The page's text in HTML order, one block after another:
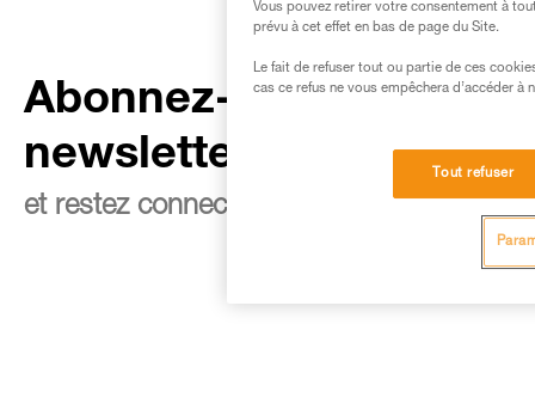
Abonnez-vous à la
newsletter
et restez connecté à notre actualité
Vous pouvez retirer votre consentement à
prévu à cet effet en bas de page du Site.
Le fait de refuser tout ou partie de ces
cas ce refus ne vous empêchera d’accéder à
Tout refuser